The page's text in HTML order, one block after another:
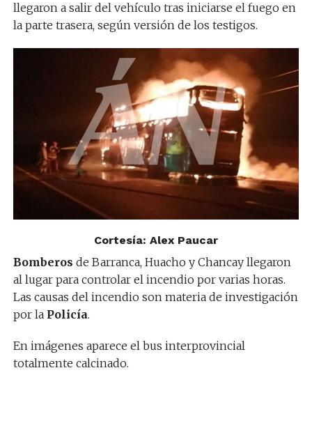
llegaron a salir del vehículo tras iniciarse el fuego en
la parte trasera, según versión de los testigos.
Cortesía: Alex Paucar
Bomberos de Barranca, Huacho y Chancay llegaron
al lugar para controlar el incendio por varias horas.
Las causas del incendio son materia de investigación
por la Policía.
En imágenes aparece el bus interprovincial
totalmente calcinado.